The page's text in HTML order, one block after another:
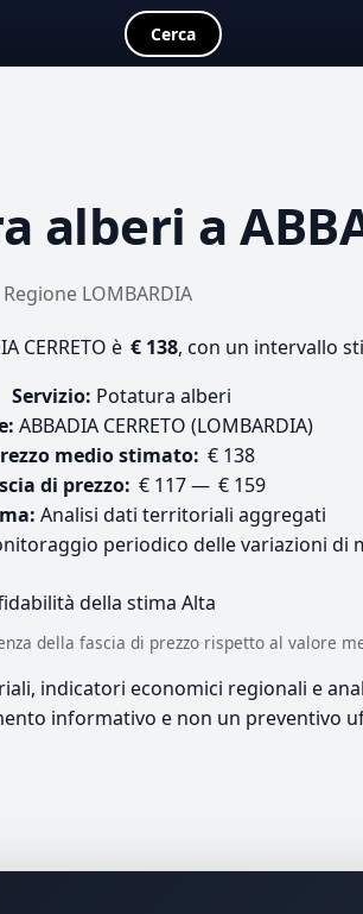
Cerca
alberi a
Regione LOMBARDIA
CERRETO è € 138, con un intervallo
Servizio: Potatura alberi
ABBADIA CERRETO (LOMBARDIA)
medio stimato: € 138
di prezzo: € 117 — € 159
Analisi dati territoriali aggregati
periodico delle variazioni di
della stima Alta
della fascia di prezzo rispetto al valore
indicatori economici regionali e
informativo e non un preventivo